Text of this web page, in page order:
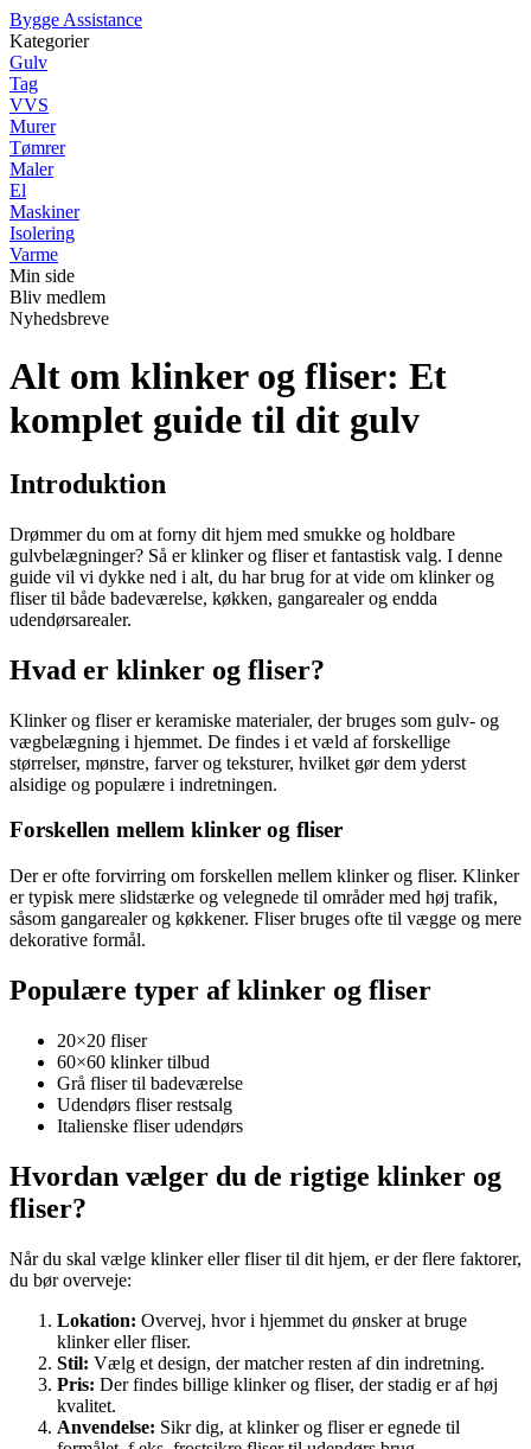
Bygge Assistance
Kategorier
Gulv
Tag
VVS
Murer
Tømrer
Maler
El
Maskiner
Isolering
Varme
Min side
Bliv medlem
Nyhedsbreve
Alt om klinker og fliser: Et
komplet guide til dit gulv
Introduktion
Drømmer du om at forny dit hjem med smukke og holdbare
gulvbelægninger? Så er klinker og fliser et fantastisk valg. I denne
guide vil vi dykke ned i alt, du har brug for at vide om klinker og
fliser til både badeværelse, køkken, gangarealer og endda
udendørsarealer.
Hvad er klinker og fliser?
Klinker og fliser er keramiske materialer, der bruges som gulv- og
vægbelægning i hjemmet. De findes i et væld af forskellige
størrelser, mønstre, farver og teksturer, hvilket gør dem yderst
alsidige og populære i indretningen.
Forskellen mellem klinker og fliser
Der er ofte forvirring om forskellen mellem klinker og fliser. Klinker
er typisk mere slidstærke og velegnede til områder med høj trafik,
såsom gangarealer og køkkener. Fliser bruges ofte til vægge og mere
dekorative formål.
Populære typer af klinker og fliser
20×20 fliser
60×60 klinker tilbud
Grå fliser til badeværelse
Udendørs fliser restsalg
Italienske fliser udendørs
Hvordan vælger du de rigtige klinker og
fliser?
Når du skal vælge klinker eller fliser til dit hjem, er der flere faktorer,
du bør overveje:
Lokation: Overvej, hvor i hjemmet du ønsker at bruge
klinker eller fliser.
Stil: Vælg et design, der matcher resten af din indretning.
Pris: Der findes billige klinker og fliser, der stadig er af høj
kvalitet.
Anvendelse: Sikr dig, at klinker og fliser er egnede til